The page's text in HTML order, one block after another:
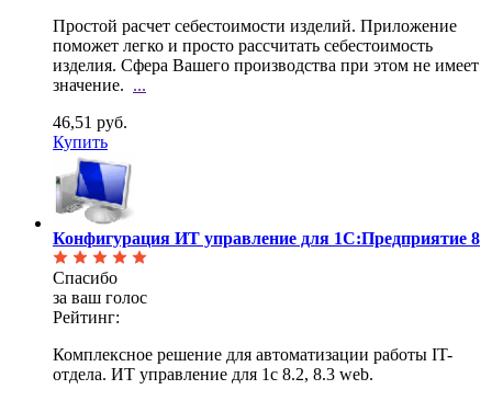
Простой расчет себестоимости изделий. Приложение
поможет легко и просто рассчитать себестоимость
изделия. Сфера Вашего производства при этом не имеет
значение. ...
46,51 руб.
Купить
Конфигурация ИТ управление для 1С:Предприятие 8
Спасибо
за ваш голос
Рейтинг:
Комплексное решение для автоматизации работы IT-
отдела. ИТ управление для 1с 8.2, 8.3 web.